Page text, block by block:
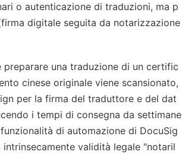
o autenticazione di traduzioni, ma p
digitale seguita da notarizzazione
preparare una traduzione di un certific
cinese originale viene scansionato,
per la firma del traduttore e del dat
i tempi di consegna da settimane
di automazione di DocuSig
validità legale "notaril